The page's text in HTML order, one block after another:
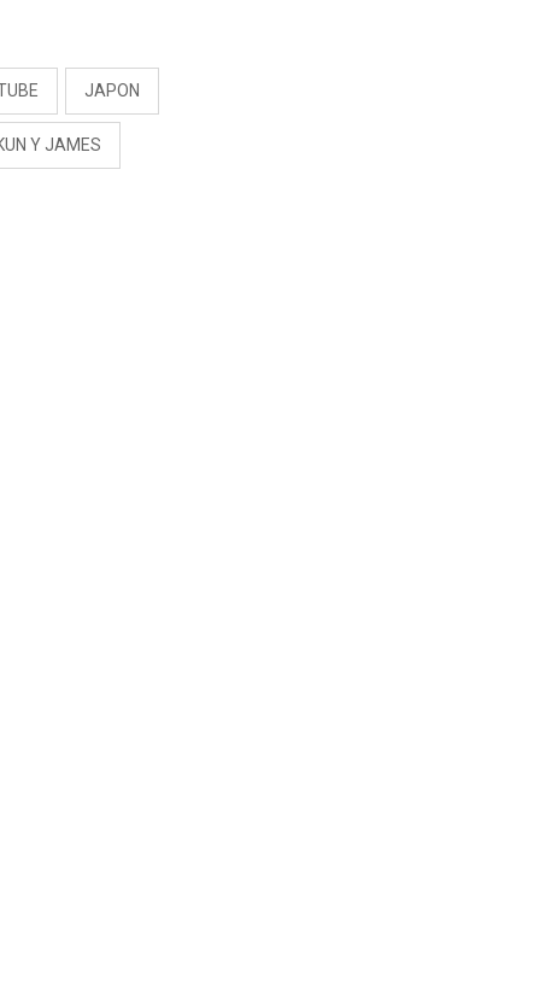
JAPON
Y JAMES